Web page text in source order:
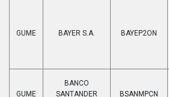
GUME BAYER S.A. BAYEP2ON
GUME
BANCO
SANTANDER
BSANMPCN